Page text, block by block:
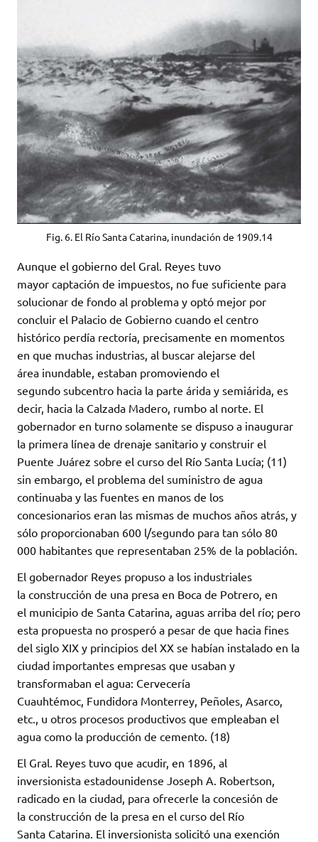
Fig. 6. El Río Santa Catarina, inundación de 1909.14
Aunque el gobierno del Gral. Reyes tuvo
mayor captación de impuestos, no fue suficiente para
solucionar de fondo al problema y optó mejor por
concluir el Palacio de Gobierno cuando el centro
histórico perdía rectoría, precisamente en momentos
en que muchas industrias, al buscar alejarse del
área inundable, estaban promoviendo el
segundo subcentro hacia la parte árida y semiárida, es
decir, hacia la Calzada Madero, rumbo al norte. El
gobernador en turno solamente se dispuso a inaugurar
la primera línea de drenaje sanitario y construir el
Puente Juárez sobre el curso del Río Santa Lucía; (11)
sin embargo, el problema del suministro de agua
continuaba y las fuentes en manos de los
concesionarios eran las mismas de muchos años atrás, y
sólo proporcionaban 600 l/segundo para tan sólo 80
000 habitantes que representaban 25% de la población.
El gobernador Reyes propuso a los industriales
la construcción de una presa en Boca de Potrero, en
el municipio de Santa Catarina, aguas arriba del río; pero
esta propuesta no prosperó a pesar de que hacia fines
del siglo XIX y principios del XX se habían instalado en la
ciudad importantes empresas que usaban y
transformaban el agua: Cervecería
Cuauhtémoc, Fundidora Monterrey, Peñoles, Asarco,
etc., u otros procesos productivos que empleaban el
agua como la producción de cemento. (18)
El Gral. Reyes tuvo que acudir, en 1896, al
inversionista estadounidense Joseph A. Robertson,
radicado en la ciudad, para ofrecerle la concesión de
la construcción de la presa en el curso del Río
Santa Catarina. El inversionista solicitó una exención